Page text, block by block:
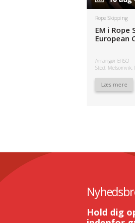
Rope Skipping
EM i Rope
European
Arrangør ERSO
Sted: Melsomvik,
Læs mere
Hold dig